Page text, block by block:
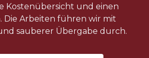
Kostenübersicht und einen
Die Arbeiten führen wir mit
sauberer Übergabe durch.